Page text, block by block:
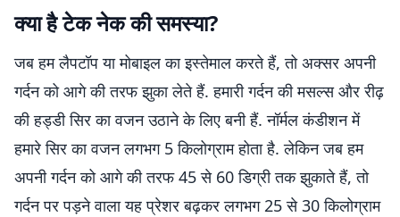
क्या है टेक नेक की समस्या?
जब हम लैपटॉप या मोबाइल का इस्तेमाल करते हैं, तो अक्सर अपनी
गर्दन को आगे की तरफ झुका लेते हैं. हमारी गर्दन की मसल्स और रीढ़
की हड्डी सिर का वजन उठाने के लिए बनी हैं. नॉर्मल कंडीशन में
हमारे सिर का वजन लगभग 5 किलोग्राम होता है. लेकिन जब हम
अपनी गर्दन को आगे की तरफ 45 से 60 डिग्री तक झुकाते हैं, तो
गर्दन पर पड़ने वाला यह प्रेशर बढ़कर लगभग 25 से 30 किलोग्राम